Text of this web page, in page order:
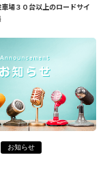
場３０台以上のロードサイ
お知らせ